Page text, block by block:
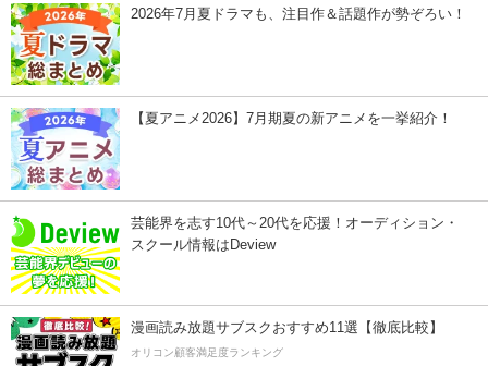
2026年7月夏ドラマも、注目作＆話題作が勢ぞろい！
【夏アニメ2026】7月期夏の新アニメを一挙紹介！
芸能界を志す10代～20代を応援！オーディション・
スクール情報はDeview
漫画読み放題サブスクおすすめ11選【徹底比較】
オリコン顧客満足度ランキング